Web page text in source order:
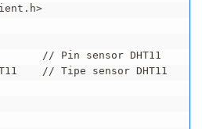
// Pin sensor DHT11
// Tipe sensor DHT11